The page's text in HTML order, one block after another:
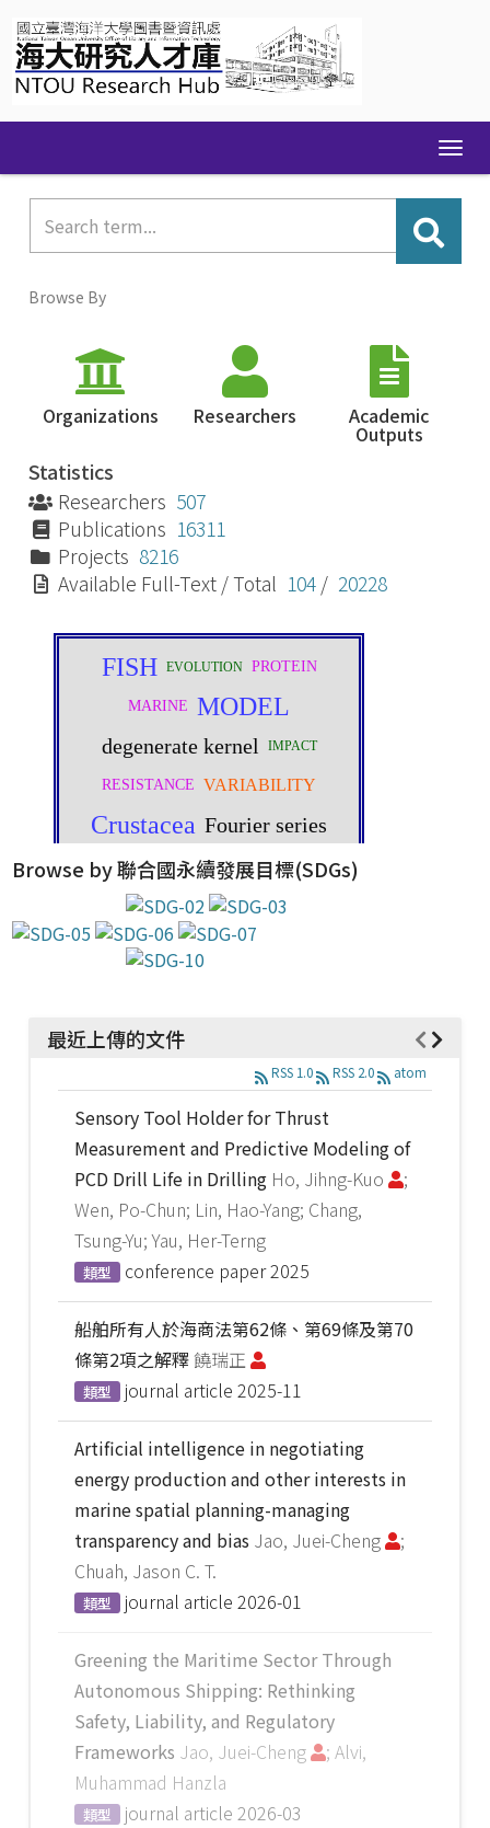
navigation
Browse By
Organizations Researchers Academic
Outputs
Statistics
Researchers 507
Publications 16311
Projects 8216
Available Full-Text / Total 104 / 20228
Browse by 聯合國永續發展目標(SDGs)
最近上傳的文件
RSS 1.0 RSS 2.0 atom
Sensory Tool Holder for Thrust
Measurement and Predictive Modeling of
PCD Drill Life in Drilling Ho, Jihng-Kuo
;
Wen, Po-Chun; Lin, Hao-Yang; Chang,
Tsung-Yu; Yau, Her-Terng
類型 conference paper2025
船舶所有人於海商法第62條、第69條及第70
條第2項之解釋饒瑞正
類型 journal article 2025-11
Artificial intelligence in negotiating
energy production and other interests in
marine spatial planning-managing
transparency and bias Jao, Juei-Cheng
;
Chuah, Jason C. T.
類型 journal article 2026-01
Greening the Maritime Sector Through
Autonomous Shipping: Rethinking
Safety, Liability, and Regulatory
Frameworks Jao, Juei-Cheng
; Alvi,
Muhammad Hanzla
類型 journal article 2026-03